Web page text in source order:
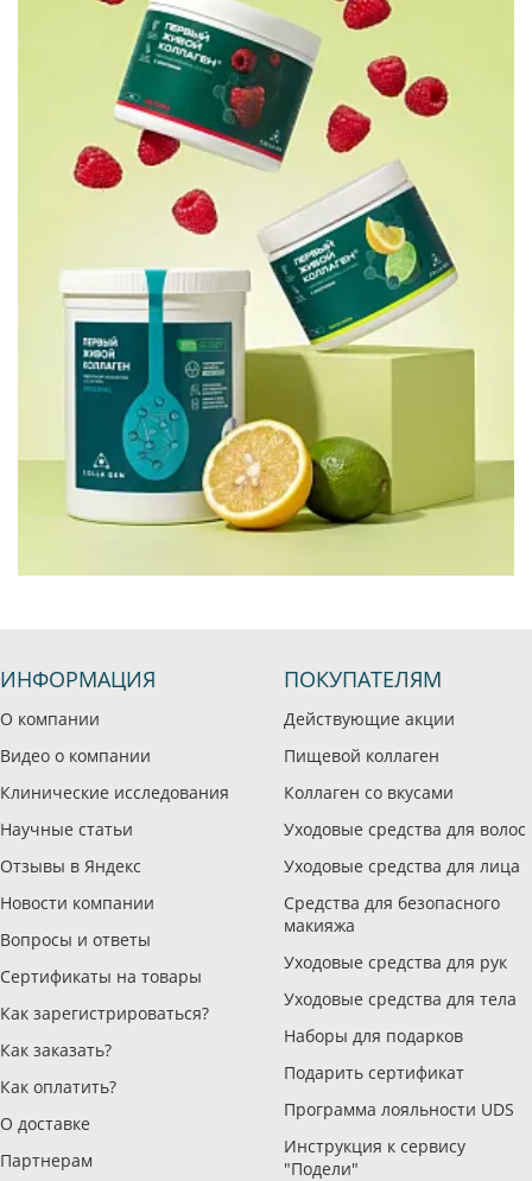
ИНФОРМАЦИЯ
О компании
Видео о компании
Клинические исследования
Научные статьи
Отзывы в Яндекс
Новости компании
Вопросы и ответы
Сертификаты на товары
Как зарегистрироваться?
Как заказать?
Как оплатить?
О доставке
Партнерам
ПОКУПАТЕЛЯМ
Действующие акции
Пищевой коллаген
Коллаген со вкусами
Уходовые средства для волос
Уходовые средства для лица
Средства для безопасного
макияжа
Уходовые средства для рук
Уходовые средства для тела
Наборы для подарков
Подарить сертификат
Программа лояльности UDS
Инструкция к сервису
"Подели"